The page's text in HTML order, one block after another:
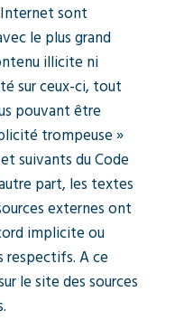
sont
le plus grand
illicite ni
sur ceux-ci, tout
pouvant être
trompeuse »
suivants du Code
part, les textes
externes ont
implicite ou
respectifs. A ce
le site des sources